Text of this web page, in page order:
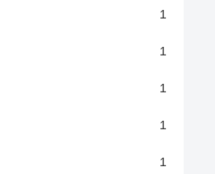
1
1
1
1
1